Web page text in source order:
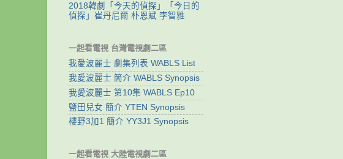
2018韓劇「今天的偵探」「今日的
偵探」崔丹尼爾 朴恩斌 李智雅
一起看電視 台灣電視劇二區
我愛波麗士 劇集列表 WABLS List
我愛波麗士 簡介 WABLS Synopsis
我愛波麗士 第10集 WABLS Ep10
鹽田兒女 簡介 YTEN Synopsis
櫻野3加1 簡介 YY3J1 Synopsis
一起看電視 大陸電視劇二區